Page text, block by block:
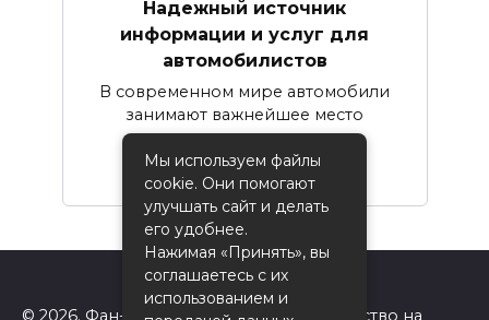
Надежный источник
информации и услуг для
автомобилистов
В современном мире автомобили
занимают важнейшее место
0 16
© 2026. Фан-сайт Одноклассники. Авторство на
Мы используем файлы
cookie. Они помогают
улучшать сайт и делать
его удобнее.
Нажимая «Принять», вы
соглашаетесь с их
использованием и